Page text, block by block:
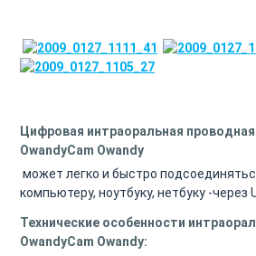
Цифровая интраоральная
OwandyCam Owandy
может легко и быстро
компьютеру, ноутбуку, нетбуку -через
Технические особенности
OwandyCam Owandy: